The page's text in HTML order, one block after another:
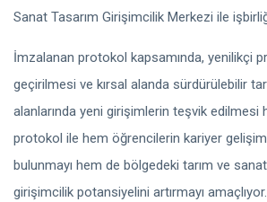
Sanat Tasarım Girişimcilik Merkezi ile
İmzalanan protokol kapsamında, yenilikçi
geçirilmesi ve kırsal alanda sürdürülebilir
alanlarında yeni girişimlerin teşvik edilmesi
protokol ile hem öğrencilerin kariyer
bulunmayı hem de bölgedeki tarım ve
girişimcilik potansiyelini artırmayı